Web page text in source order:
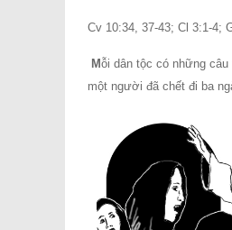
Cv 10:34, 37-43; Cl 3:1-4;
Mỗi dân tộc có những
một người đã chết đi ba